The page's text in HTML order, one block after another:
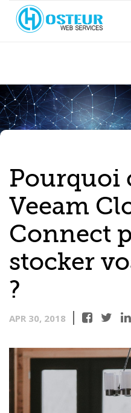
Pourquoi
Veeam
Connect
stocker
?
APR 30, 2018